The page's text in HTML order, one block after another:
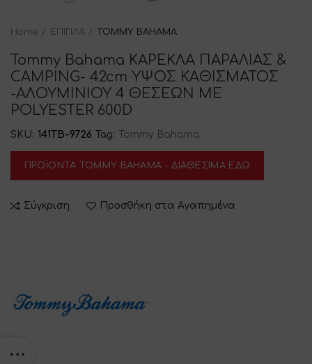
Home ΕΠΙΠΛΑ TOMMY BAHAMA
Tommy Bahama ΚΑΡΕΚΛΑ ΠΑΡΑΛΙΑΣ &
CAMPING- 42cm ΥΨΟΣ ΚΑΘΙΣΜΑΤΟΣ
-ΑΛΟΥΜΙΝΙΟΥ 4 ΘΕΣΕΩΝ ME
POLYESTER 600D
SKU: 141TB-9726 Tag: Tommy Bahama
ΠΡΟΪΟΝΤΑ TOMMY BAHAMA - ΔΙΑΘΕΣΙΜΑ ΕΔΩ
Σύγκριση Προσθήκη στα Αγαπημένα